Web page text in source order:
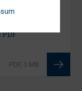
PDF, 3 MB